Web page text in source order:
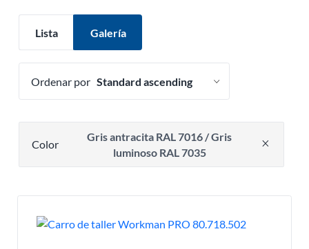
Lista Galería
Ordenar por
Presione para eliminar opción de filtro
Color
Gris antracita RAL 7016 / Gris
luminoso RAL 7035